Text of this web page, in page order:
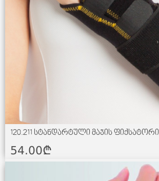
120.211 სტანდარტული მაჯის ფიქსატორი
54.00¢